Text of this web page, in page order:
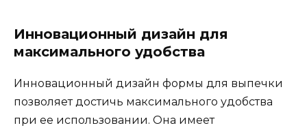
Инновационный дизайн для
максимального удобства
Инновационный дизайн формы для выпечки
позволяет достичь максимального удобства
при ее использовании. Она имеет